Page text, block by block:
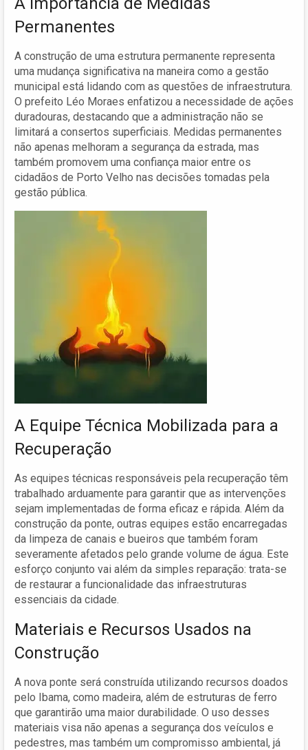
Permanentes
A construção de uma estrutura permanente representa
uma mudança significativa na maneira como a gestão
municipal está lidando com as questões de infraestrutura.
O prefeito Léo Moraes enfatizou a necessidade de ações
duradouras, destacando que a administração não se
limitará a consertos superficiais. Medidas permanentes
não apenas melhoram a segurança da estrada, mas
também promovem uma confiança maior entre os
cidadãos de Porto Velho nas decisões tomadas pela
gestão pública.
A Equipe Técnica Mobilizada para a
Recuperação
As equipes técnicas responsáveis pela recuperação têm
trabalhado arduamente para garantir que as intervenções
sejam implementadas de forma eficaz e rápida. Além da
construção da ponte, outras equipes estão encarregadas
da limpeza de canais e bueiros que também foram
severamente afetados pelo grande volume de água. Este
esforço conjunto vai além da simples reparação: trata-se
de restaurar a funcionalidade das infraestruturas
essenciais da cidade.
Materiais e Recursos Usados na
Construção
A nova ponte será construída utilizando recursos doados
pelo Ibama, como madeira, além de estruturas de ferro
que garantirão uma maior durabilidade. O uso desses
materiais visa não apenas a segurança dos veículos e
pedestres, mas também um compromisso ambiental, já